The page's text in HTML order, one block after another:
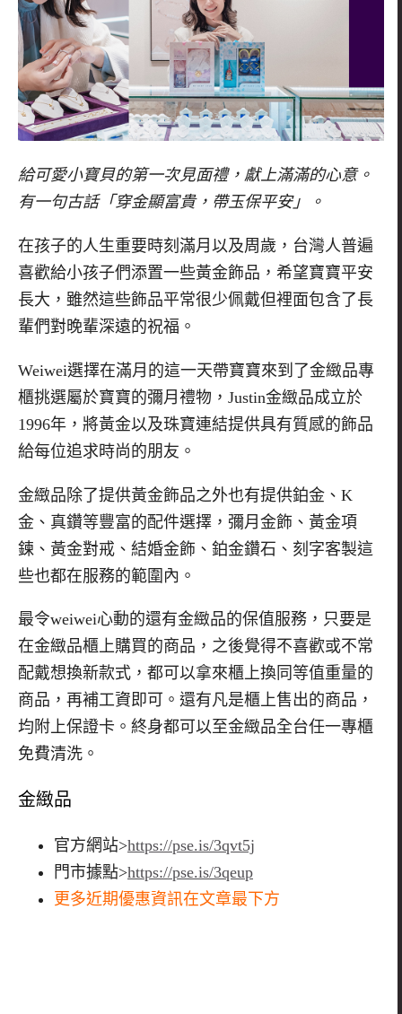
給可愛小寶貝的第一次見面禮，獻上滿滿的心意。
有一句古話「穿金顯富貴，帶玉保平安」。
在孩子的人生重要時刻滿月以及周歲，台灣人普遍
喜歡給小孩子們添置一些黃金飾品，希望寶寶平安
長大，雖然這些飾品平常很少佩戴但裡面包含了長
輩們對晚輩深遠的祝福。
Weiwei選擇在滿月的這一天帶寶寶來到了金緻品專
櫃挑選屬於寶寶的彌月禮物， Justin金緻品成立於
1996年，將黃金以及珠寶連結提供具有質感的飾品
給每位追求時尚的朋友。
金緻品除了提供黃金飾品之外也有提供鉑金、 K
金、真鑽等豐富的配件選擇， 彌月金飾、黃金項
鍊、黃金對戒、 結婚金飾、鉑金鑽石、刻字客製這
些也都在服務的範圍內。
最令weiwei心動的還有金緻品的保值服務，只要是
在金緻品櫃上購買的商品，之後覺得不喜歡或不常
配戴想換新款式，都可以拿來櫃上換同等值重量的
商品，再補工資即可。還有凡是櫃上售出的商品，
均附上保證卡。終身都可以至金緻品全台任一專櫃
免費清洗。
金緻品
官方網站>https://pse.is/3qvt5j
門市據點>https://pse.is/3qeup
更多近期優惠資訊在文章最下方